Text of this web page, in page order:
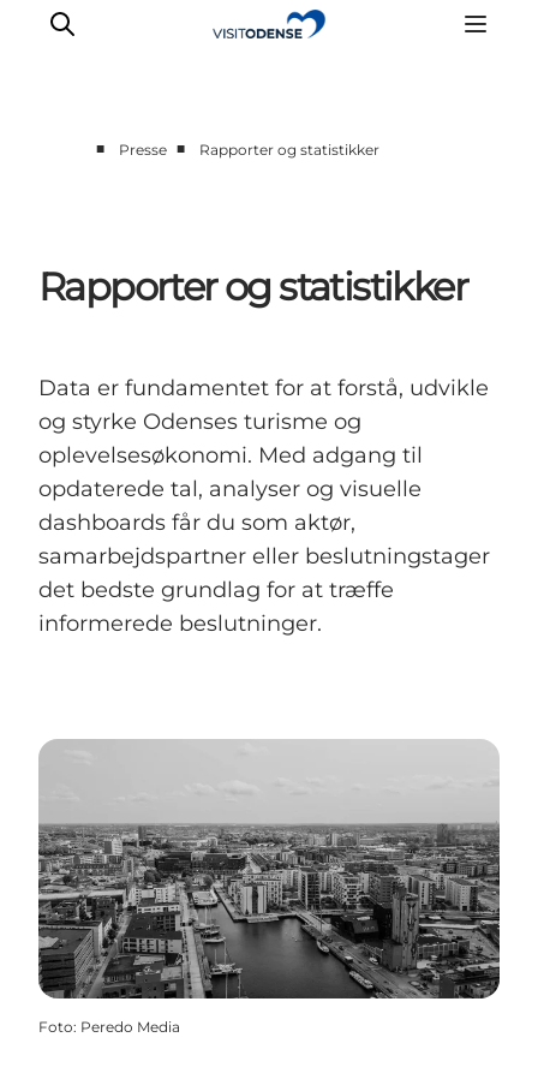
■ Presse ■ Rapporter og statistikker
Rapporter og statistikker
Data er fundamentet for at forstå, udvikle
og styrke Odenses turisme og
oplevelsesøkonomi. Med adgang til
opdaterede tal, analyser og visuelle
dashboards får du som aktør,
samarbejdspartner eller beslutningstager
det bedste grundlag for at træffe
informerede beslutninger.
Foto: Peredo Media